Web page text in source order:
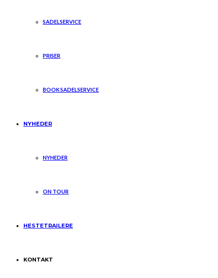
SADELSERVICE
PRISER
BOOK SADELSERVICE
NYHEDER
NYHEDER
ON TOUR
HESTETRAILERE
KONTAKT